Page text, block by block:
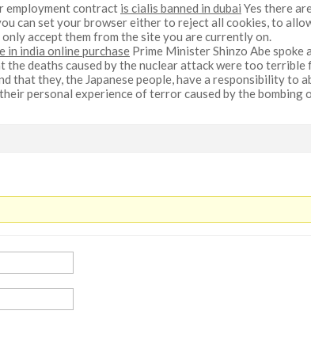
employment contract is cialis banned in dubai Yes there
can set your browser either to reject all cookies, to
accept them from the site you are currently on.
in india online purchase Prime Minister Shinzo Abe spoke
the deaths caused by the nuclear attack were too terrible
that they, the Japanese people, have a responsibility to
personal experience of terror caused by the bombing